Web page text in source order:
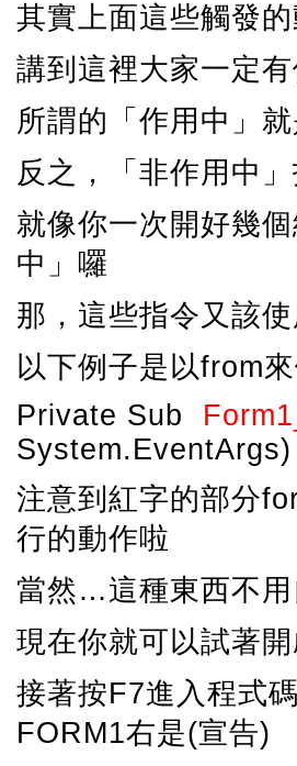
其實上面這些觸發
講到這裡大家一定
所謂的「作用中」
反之，「非作用中
就像你一次開好幾
中」囉
那，這些指令又該
以下例子是以from
Private Sub
注意到紅字的部分
行的動作啦
當然…這種東西不
現在你就可以試著
接著按F7進入程式
FORM1右是(宣告)